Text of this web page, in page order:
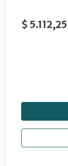
$ 5.112,25